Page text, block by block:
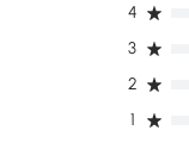
1
2
3
4